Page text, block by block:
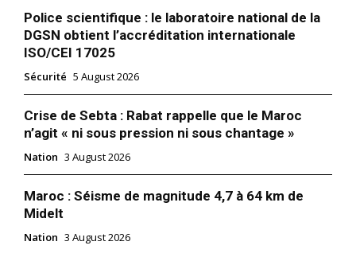
Police scientifique : le laboratoire national de la
DGSN obtient l’accréditation internationale
ISO/CEI 17025
Sécurité 5 August 2026
Crise de Sebta : Rabat rappelle que le Maroc
n’agit « ni sous pression ni sous chantage »
Nation 3 August 2026
Maroc : Séisme de magnitude 4,7 à 64 km de
Midelt
Nation 3 August 2026